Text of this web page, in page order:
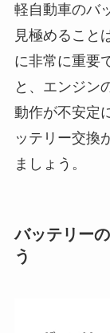
軽自動車のバ
見極めること
に非常に重要
と、エンジン
動作が不安定
ッテリー交換
ましょう。
バッテリー
う